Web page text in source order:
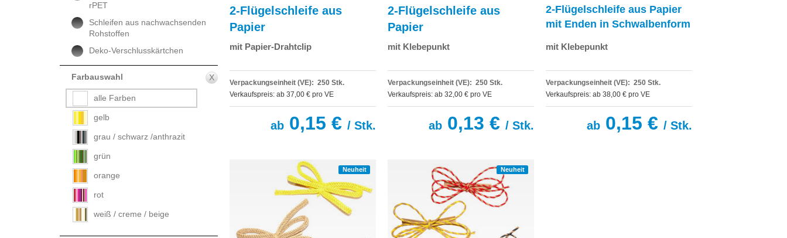
rPET
Schleifen aus nachwachsenden
Rohstoffen
Deko-Verschlusskärtchen
Farbauswahl X
alle Farben
gelb
grau / schwarz /anthrazit
grün
orange
rot
weiß / creme / beige
2-Flügelschleife aus
Papier
mit Papier-Drahtclip
Verpackungseinheit (VE): 250 Stk.
Verkaufspreis: ab 37,00 € pro VE
ab 0,15 € / Stk.
2-Flügelschleife aus
Papier
mit Klebepunkt
Verpackungseinheit (VE): 250 Stk.
Verkaufspreis: ab 32,00 € pro VE
ab 0,13 € / Stk.
2-Flügelschleife aus Papier
mit Enden in Schwalbenform
mit Klebepunkt
Verpackungseinheit (VE): 250 Stk.
Verkaufspreis: ab 38,00 € pro VE
ab 0,15 € / Stk.
Neuheit Neuheit